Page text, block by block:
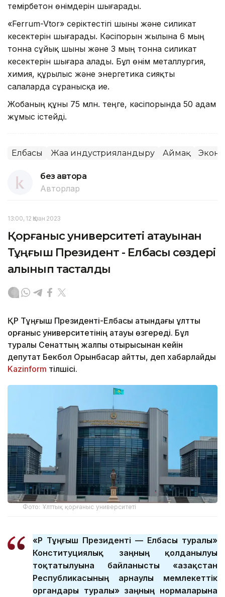
темірбетон өнімдерін шығарады.
«Ferrum-Vtor» серіктестігі шыны және силикат
кесектерін шығарады. Кәсіпорын жылына 6 мың
тонна сұйық шыны және 3 мың тонна силикат
кесектерін шығара алады. Бұл өнім металлургия,
химия, құрылыс және энергетика сияқты
салаларда сұранысқа ие.
Жобаның құны 75 млн. теңге, кәсіпорында 50 адам
жұмыс істейді.
Елбасы Жаңа индустрияландыру Аймақ
без автора
Авторлар
13:00, 12 Қазан 2023
Қорғаныс университеті атауынан
Тұңғыш Президент - Елбасы сөздері
алынып тасталды
ҚР Тұңғыш Президенті-Елбасы атындағы ұлттық
қорғаныс университетінің атауы өзгереді. Бұл
туралы Сенаттың жалпы отырысынан кейін
депутат Бекбол Орынбасар айтты, деп хабарлайды
Kazinform тілшісі.
Фото: Ұлттық қорғаныс университеті
«ҚР Тұңғыш Президенті — Елбасы туралы»
Конституциялық заңның қолданылуы
тоқтатылуына байланысты «Қазақстан
Республикасының арнаулы мемлекеттік
органдары туралы» заңның нормаларына